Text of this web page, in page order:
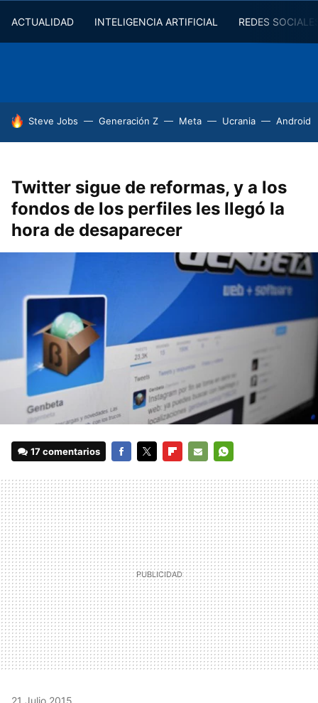
ACTUALIDAD INTELIGENCIA ARTIFICIAL REDES
HOY SE HABLA DE
Steve Jobs Generación Z Meta Ucrania Android
Twitter sigue de reformas, y a los
fondos de los perfiles les llegó la
hora de desaparecer
17 comentarios
MAIL
21 Julio 2015